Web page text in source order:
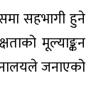
सहभागी हुने
मूल्याङ्कन
जनाएको